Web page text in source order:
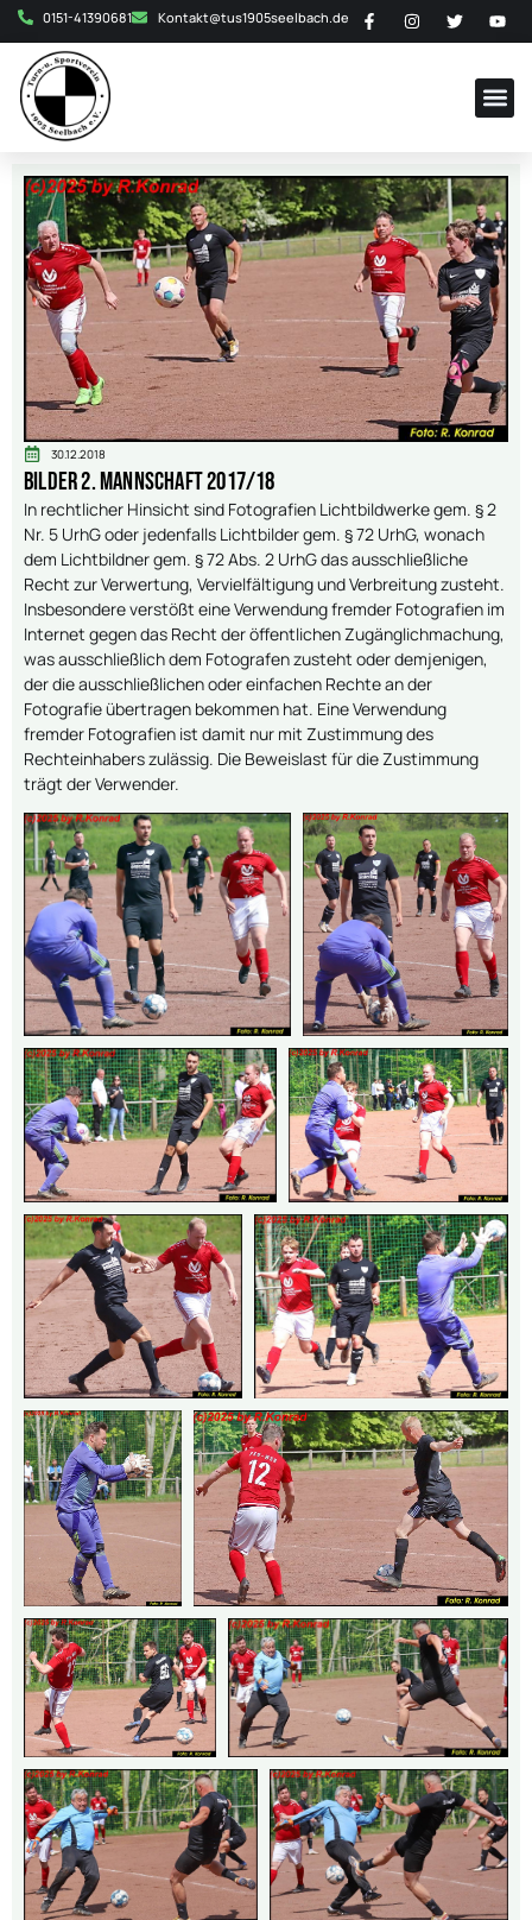
0151-41390681 Kontakt@tus1905seelbach.de
30.12.2018
Bilder 2. Mannschaft 2017/18
In rechtlicher Hinsicht sind Fotografien Lichtbildwerke gem. § 2
Nr. 5 UrhG oder jedenfalls Lichtbilder gem. § 72 UrhG, wonach
dem Lichtbildner gem. § 72 Abs. 2 UrhG das ausschließliche
Recht zur Verwertung, Vervielfältigung und Verbreitung zusteht.
Insbesondere verstößt eine Verwendung fremder Fotografien im
Internet gegen das Recht der öffentlichen Zugänglichmachung,
was ausschließlich dem Fotografen zusteht oder demjenigen,
der die ausschließlichen oder einfachen Rechte an der
Fotografie übertragen bekommen hat. Eine Verwendung
fremder Fotografien ist damit nur mit Zustimmung des
Rechteinhabers zulässig. Die Beweislast für die Zustimmung
trägt der Verwender.